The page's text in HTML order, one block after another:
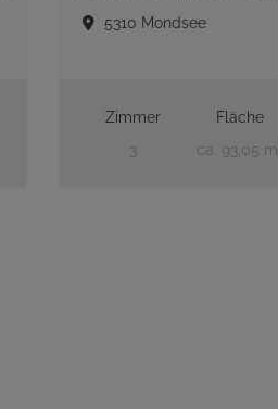
5310 Mondsee
Zimmer
3
Fläche
ca. 93,05 m